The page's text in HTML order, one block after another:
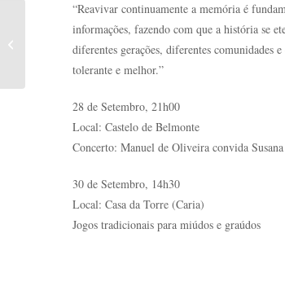
“Reavivar continuamente a memória é
informações, fazendo com que a história se
diferentes gerações, diferentes comunidades
tolerante e melhor.”
28 de Setembro, 21h00
Local: Castelo de Belmonte
Concerto: Manuel de Oliveira convida Susana
30 de Setembro, 14h30
Local: Casa da Torre (Caria)
Jogos tradicionais para miúdos e graúdos
Concerto: Manuel de
Oliveira convida Susana